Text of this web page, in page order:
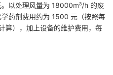
以处理风量为 18000m³/h 的废
药剂费用约为 1500 元（按照每
算），加上设备的维护费用，每